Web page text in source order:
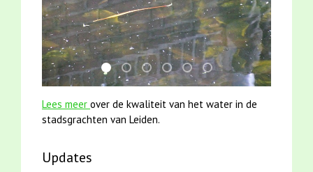
karper met kattenklimtouw
jun2021 28 brasem en rietvoorns 4a
mei2021 watervogelmethode fuut
smoelenboek fifi en karper
jun2021 zaklv 5 snoekje
mei2021 1 snoekje
Lees meer over de kwaliteit van het water in de
stadsgrachten van Leiden.
Updates